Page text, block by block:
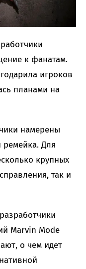
к фанатам.
игроков
планами на
намерены
ремейка. Для
крупных
так и
Marvin Mode
о чем идет